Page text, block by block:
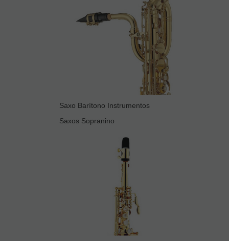
Saxo Barítono Instrumentos
Saxos Sopranino